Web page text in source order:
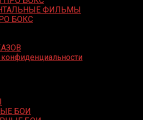
ФИЛЬМЫ
БОКС
БОИ